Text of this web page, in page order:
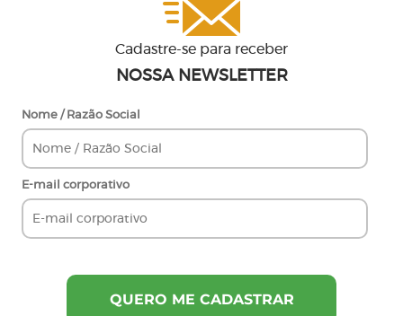
Cadastre-se para receber
NOSSA NEWSLETTER
Nome / Razão Social
E-mail corporativo